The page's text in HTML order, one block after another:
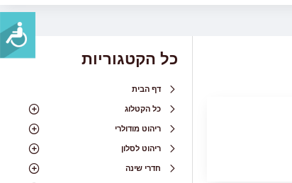
כל הקטגוריות
דף הבית
כל הקטלוג
ריהוט מודולרי
ריהוט לסלון
חדרי שינה